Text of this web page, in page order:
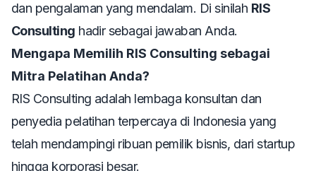
dan pengalaman yang mendalam. Di sinilah RIS
Consulting hadir sebagai jawaban Anda.
Mengapa Memilih RIS Consulting sebagai
Mitra Pelatihan Anda?
RIS Consulting adalah lembaga konsultan dan
penyedia pelatihan terpercaya di Indonesia yang
telah mendampingi ribuan pemilik bisnis, dari startup
hingga korporasi besar.